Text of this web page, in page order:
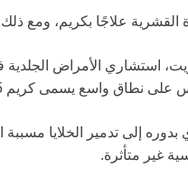
علاجًا بكريم، ومع
استشاري الأمراض
واسع يسمى كريم 5-فلورويوراسيل.
إلى تدمير الخلايا
غير متأثرة.